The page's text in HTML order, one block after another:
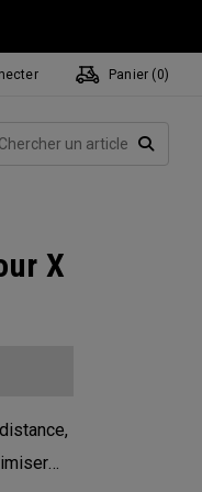
Complete Sets
de Golf
Panier ( 0)
X